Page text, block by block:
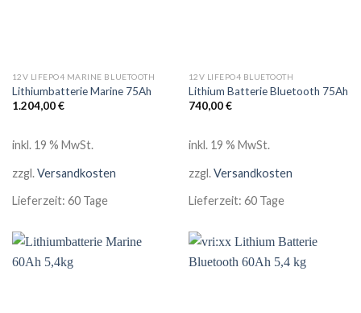
12V LIFEPO4 MARINE BLUETOOTH
Lithiumbatterie Marine 75Ah
1.204,00€
inkl. 19 % MwSt.
zzgl.Versandkosten
Lieferzeit: 60 Tage
12V LIFEPO4 BLUETOOTH
Lithium Batterie Bluetooth 75Ah
740,00€
inkl. 19 % MwSt.
zzgl.Versandkosten
Lieferzeit: 60 Tage